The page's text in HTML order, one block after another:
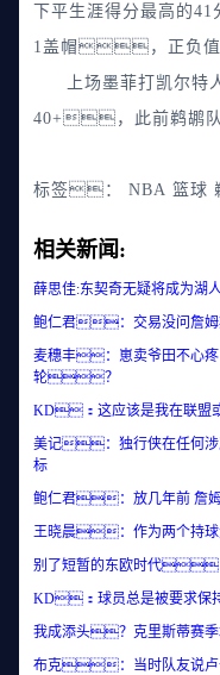
下平生涯得分最高的
1盖帽，正负
上场墨菲打凯尔
40+，此前鹈鹕
标签： NBA 篮球
相关新闻:
薛思佳:东契奇无疑将成为湖
鲍仁君：交易没问詹姆
麦穗丰：崽卖爷田不心疼
轮？
KD：这应该是我在联盟
美记：独行侠在任何涉
标
鲍仁君：放几年前 詹姆
王晓晨：作为两个持球
别了短暂的东欧时代
KD：球员总是被要求保
我成添头？克里斯蒂赛季
布克：当时队友说卢